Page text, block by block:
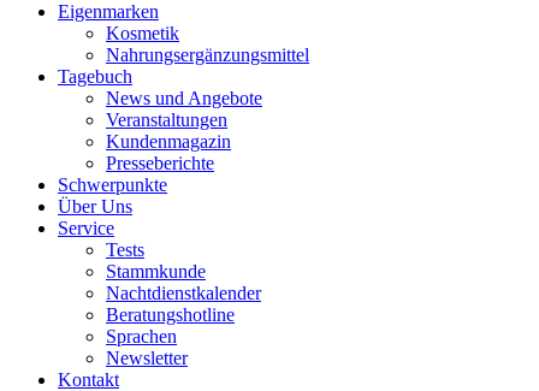
Eigenmarken
Kosmetik
Nahrungsergänzungsmittel
Tagebuch
News und Angebote
Veranstaltungen
Kundenmagazin
Presseberichte
Schwerpunkte
Über Uns
Service
Tests
Stammkunde
Nachtdienstkalender
Beratungshotline
Sprachen
Newsletter
Kontakt